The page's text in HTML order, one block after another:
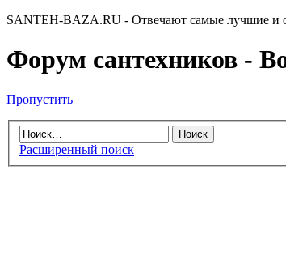
SANTEH-BAZA.RU - Отвечают самые лучшие и
Форум сантехников -
Пропустить
Расширенный поиск